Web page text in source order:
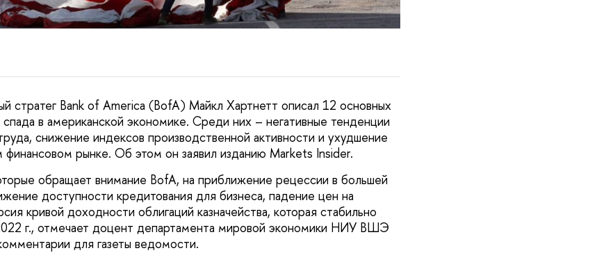
стратег Bank of America (BofA) Майкл Хартнетт описал 12 основных
спада в американской экономике. Среди них – негативные тенденции
снижение индексов производственной активности и ухудшение
финансовом рынке. Об этом он заявил изданию Markets Insider.
обращает внимание BofA, на приближение рецессии в большей
доступности кредитования для бизнеса, падение цен на
кривой доходности облигаций казначейства, которая стабильно
г., отмечает доцент департамента мировой экономики НИУ ВШЭ
для газеты ведомости.